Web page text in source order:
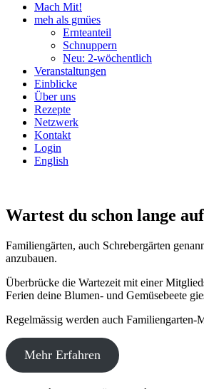
Mach Mit!
meh als gmües
Ernteanteil
Schnuppern
Neu: 2-wöchentlich
Veranstaltungen
Einblicke
Über uns
Rezepte
Netzwerk
Kontakt
Login
English
Wartest du schon lange
Familiengärten, auch Schrebergärten
anzubauen.
Überbrücke die Wartezeit mit einer
Ferien deine Blumen- und Gemüsebeete
Regelmässig werden auch
Mehr Erfahren